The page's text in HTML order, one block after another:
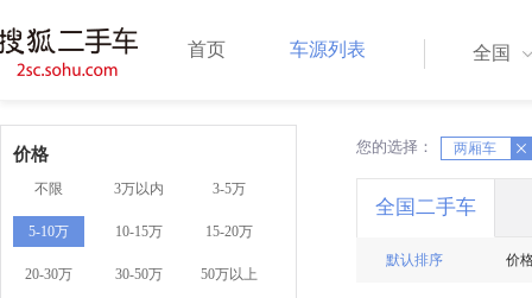
首页 车源列表 全国
价格
不限 3万以内 3-5万
5-10万 10-15万 15-20万
20-30万 30-50万 50万以上
您的选择： 两厢车
X X
全国二手车
默认排序 价